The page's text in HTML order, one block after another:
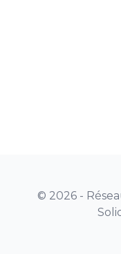
© 2026 -